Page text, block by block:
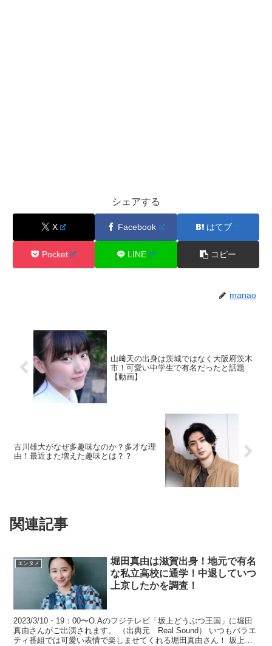
シェアする
X Facebook はてブ
Pocket LINE コピー
manao
山﨑天の出身は茨城ではなく大阪府茨木
市！可愛い中学生で有名だったと話題
【動画】
古川雄大がなぜ多趣味なのか？多才な理
由！最近また増えた趣味とは？？
関連記事
エンタメ
堀田真由は滋賀出身！地元で有名
な私立高校に通学！中退していつ
上京したかを調査！
2023/3/10・19：00〜O.Aのフジテレビ「坂上どうぶつ王国」に堀田
真由さんがご出演されます。 （出典元 Real Sound） いつもバラエ
ティ番組では可愛い表情で楽しませてくれる堀田真由さん！ 坂上ど